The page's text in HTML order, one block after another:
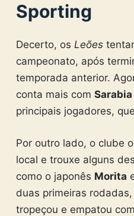
Sporting
Decerto, os Leões
campeonato, após
temporada anterior.
conta mais com Sarabia
principais jogadores,
Por outro lado, o clube
local e trouxe alguns
como o japonês Morita
duas primeiras
tropeçou e empatou